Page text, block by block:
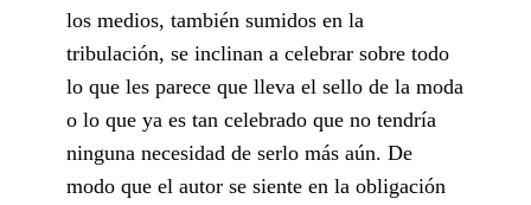
los medios, también sumidos en la
tribulación, se inclinan a celebrar sobre todo
lo que les parece que lleva el sello de la moda
o lo que ya es tan celebrado que no tendría
ninguna necesidad de serlo más aún. De
modo que el autor se siente en la obligación